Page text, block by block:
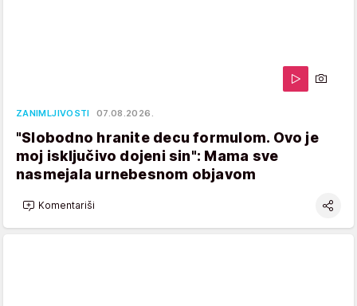
ZANIMLJIVOSTI 07.08.2026.
"Slobodno hranite decu formulom. Ovo je
moj isključivo dojeni sin": Mama sve
nasmejala urnebesnom objavom
Komentariši